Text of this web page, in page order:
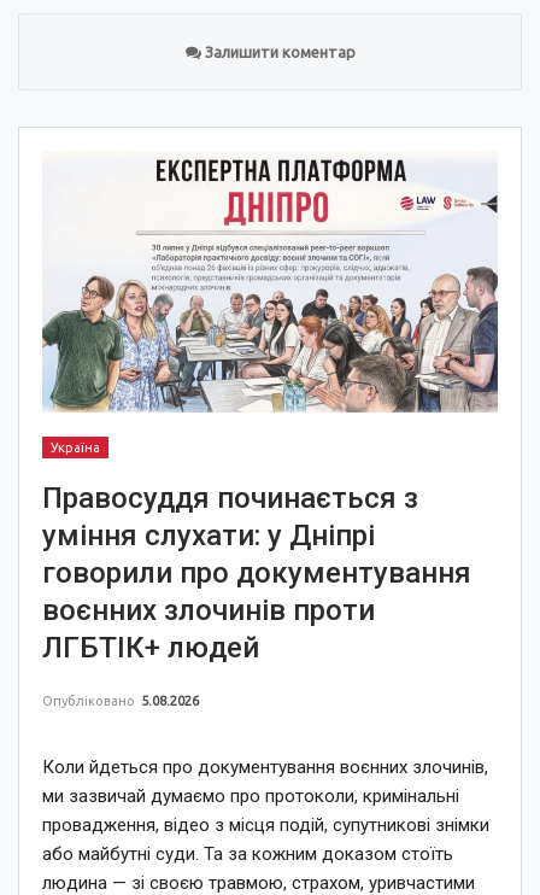
Залишити коментар
Україна
Правосуддя починається з
уміння слухати: у Дніпрі
говорили про документування
воєнних злочинів проти
ЛГБТІК+ людей
Опубліковано 5.08.2026
Коли йдеться про документування воєнних злочинів,
ми зазвичай думаємо про протоколи, кримінальні
провадження, відео з місця подій, супутникові знімки
або майбутні суди. Та за кожним доказом стоїть
людина — зі своєю травмою, страхом, уривчастими